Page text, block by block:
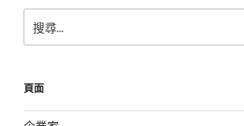
尋
字:
頁面